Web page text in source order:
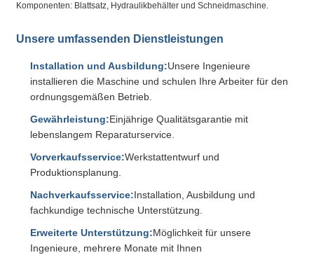
Komponenten: Blattsatz, Hydraulikbehälter und Schneidmaschine.
Unsere umfassenden Dienstleistungen
Installation und Ausbildung:Unsere Ingenieure
installieren die Maschine und schulen Ihre Arbeiter für den
ordnungsgemäßen Betrieb.
Gewährleistung:Einjährige Qualitätsgarantie mit
lebenslangem Reparaturservice.
Vorverkaufsservice:Werkstattentwurf und
Produktionsplanung.
Nachverkaufsservice:Installation, Ausbildung und
fachkundige technische Unterstützung.
Erweiterte Unterstützung:Möglichkeit für unsere
Ingenieure, mehrere Monate mit Ihnen